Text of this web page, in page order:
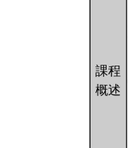
課程
概述